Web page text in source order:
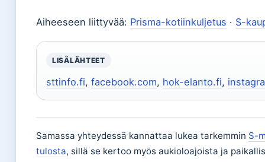
Aiheeseen liittyvää: Prisma-kotiinkuljetus · S-
LISÄLÄHTEET
sttinfo.fi, facebook.com, hok-elanto.fi,
Samassa yhteydessä kannattaa lukea tarkemmin S-
tulosta, sillä se kertoo myös aukioloajoista ja